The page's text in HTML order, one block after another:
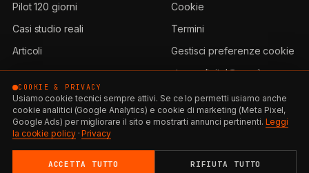
Pilot 120 giorni
Casi studio reali
Articoli
Cookie
Termini
Gestisci preferenze cookie
stormxdigital@pec.it
STORM X DIGITAL
S.R.L. · BISCEGLIE
COOKIE & PRIVACY
Usiamo cookie tecnici sempre attivi. Se ce lo permetti usiamo anche
cookie analitici (Google Analytics) e cookie di marketing (Meta Pixel,
Google Ads) per migliorare il sito e mostrarti annunci pertinenti. Leggi
la cookie policy·Privacy
RIFIUTA TUTTO
ACCETTA TUTTO